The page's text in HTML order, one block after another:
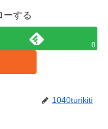
ーする
0
1040turikiti